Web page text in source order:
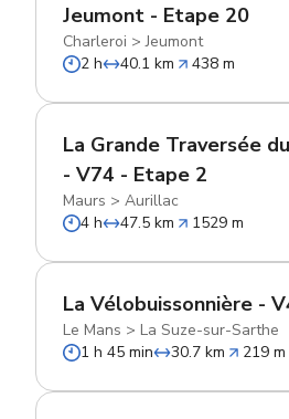
Jeumont - Etape 20
Charleroi >Jeumont
2 h
40.1 km 438 m
La Grande Traversée
- V74 - Etape 2
Maurs > Aurillac
4 h
47.5 km 1529 m
La Vélobuissonnière -
Le Mans > La Suze-sur-Sarthe
1 h 45 min
30.7 km 219 m